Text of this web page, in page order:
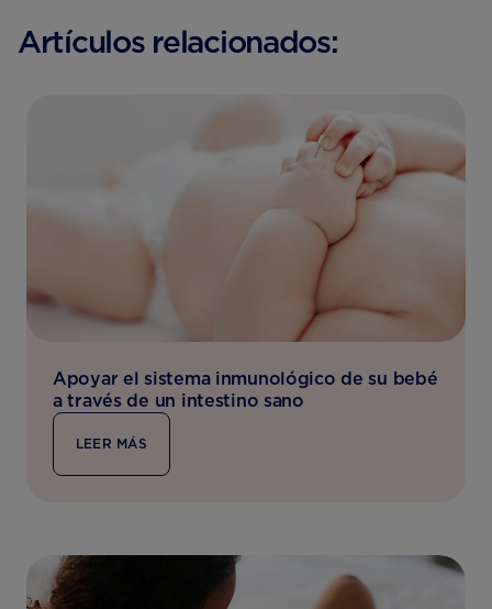
Artículos relacionados:
Apoyar el sistema inmunológico de su bebé
a través de un intestino sano
LEER MÁS